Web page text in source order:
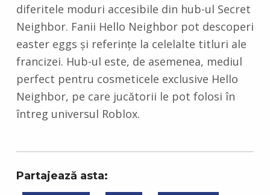
diferitele moduri accesibile din hub-ul Secret
Neighbor. Fanii Hello Neighbor pot descoperi
easter eggs și referințe la celelalte titluri ale
francizei. Hub-ul este, de asemenea, mediul
perfect pentru cosmeticele exclusive Hello
Neighbor, pe care jucătorii le pot folosi în
întreg universul Roblox.
Partajează asta: